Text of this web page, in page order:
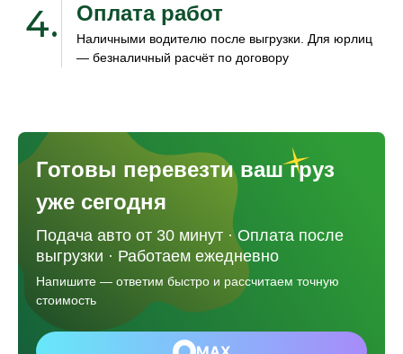
4. Оплата работ
Наличными водителю после выгрузки. Для юрлиц
— безналичный расчёт по договору
Готовы перевезти ваш груз
уже сегодня
Подача авто от 30 минут · Оплата после
выгрузки · Работаем ежедневно
Напишите — ответим быстро и рассчитаем точную
стоимость